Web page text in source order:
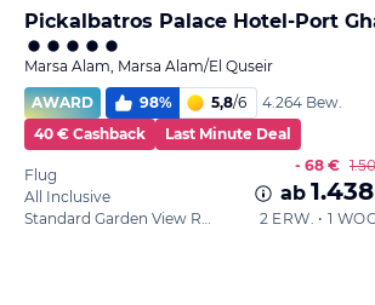
Marsa Alam, Marsa Alam/El Quseir
AWARD
98% 5,8/6
4.264 Bew.
40 € Cashback
Last Minute Deal
Flug
All Inclusive
- 68 €
ab
2 ERW. • 1